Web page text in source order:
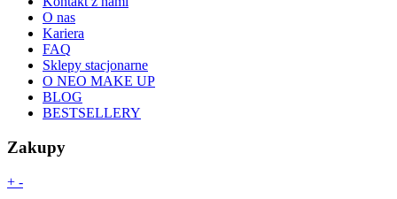
O nas
Kariera
FAQ
Sklepy stacjonarne
O NEO MAKE UP
BLOG
BESTSELLERY
Zakupy
+ -